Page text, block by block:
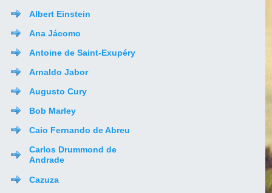
Albert Einstein
Ana Jácomo
Antoine de Saint-Exupéry
Arnaldo Jabor
Augusto Cury
Bob Marley
Caio Fernando de Abreu
Carlos Drummond de
Andrade
Cazuza